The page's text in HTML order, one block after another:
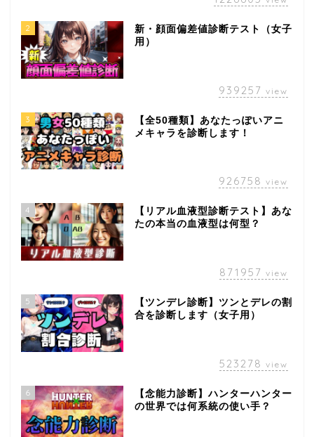
2
新・顔面偏差値診断テスト（女子
用）
939257 view
3
【全50種類】あなたっぽいアニ
メキャラを診断します！
926758 view
4
【リアル血液型診断テスト】あな
たの本当の血液型は何型？
871957 view
5
【ツンデレ診断】ツンとデレの割
合を診断します（女子用）
523278 view
6
【念能力診断】ハンターハンター
の世界では何系統の使い手？